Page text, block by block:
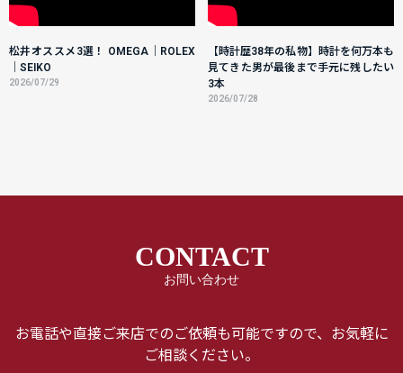
松井オススメ3選！ OMEGA｜ROLEX
｜SEIKO
2026/07/29
【時計歴38年の私物】時計を何万本も
見てきた男が最後まで手元に残したい
3本
2026/07/28
CONTACT
お問い合わせ
お電話や直接ご来店でのご依頼も可能ですので、お気軽に
ご相談ください。